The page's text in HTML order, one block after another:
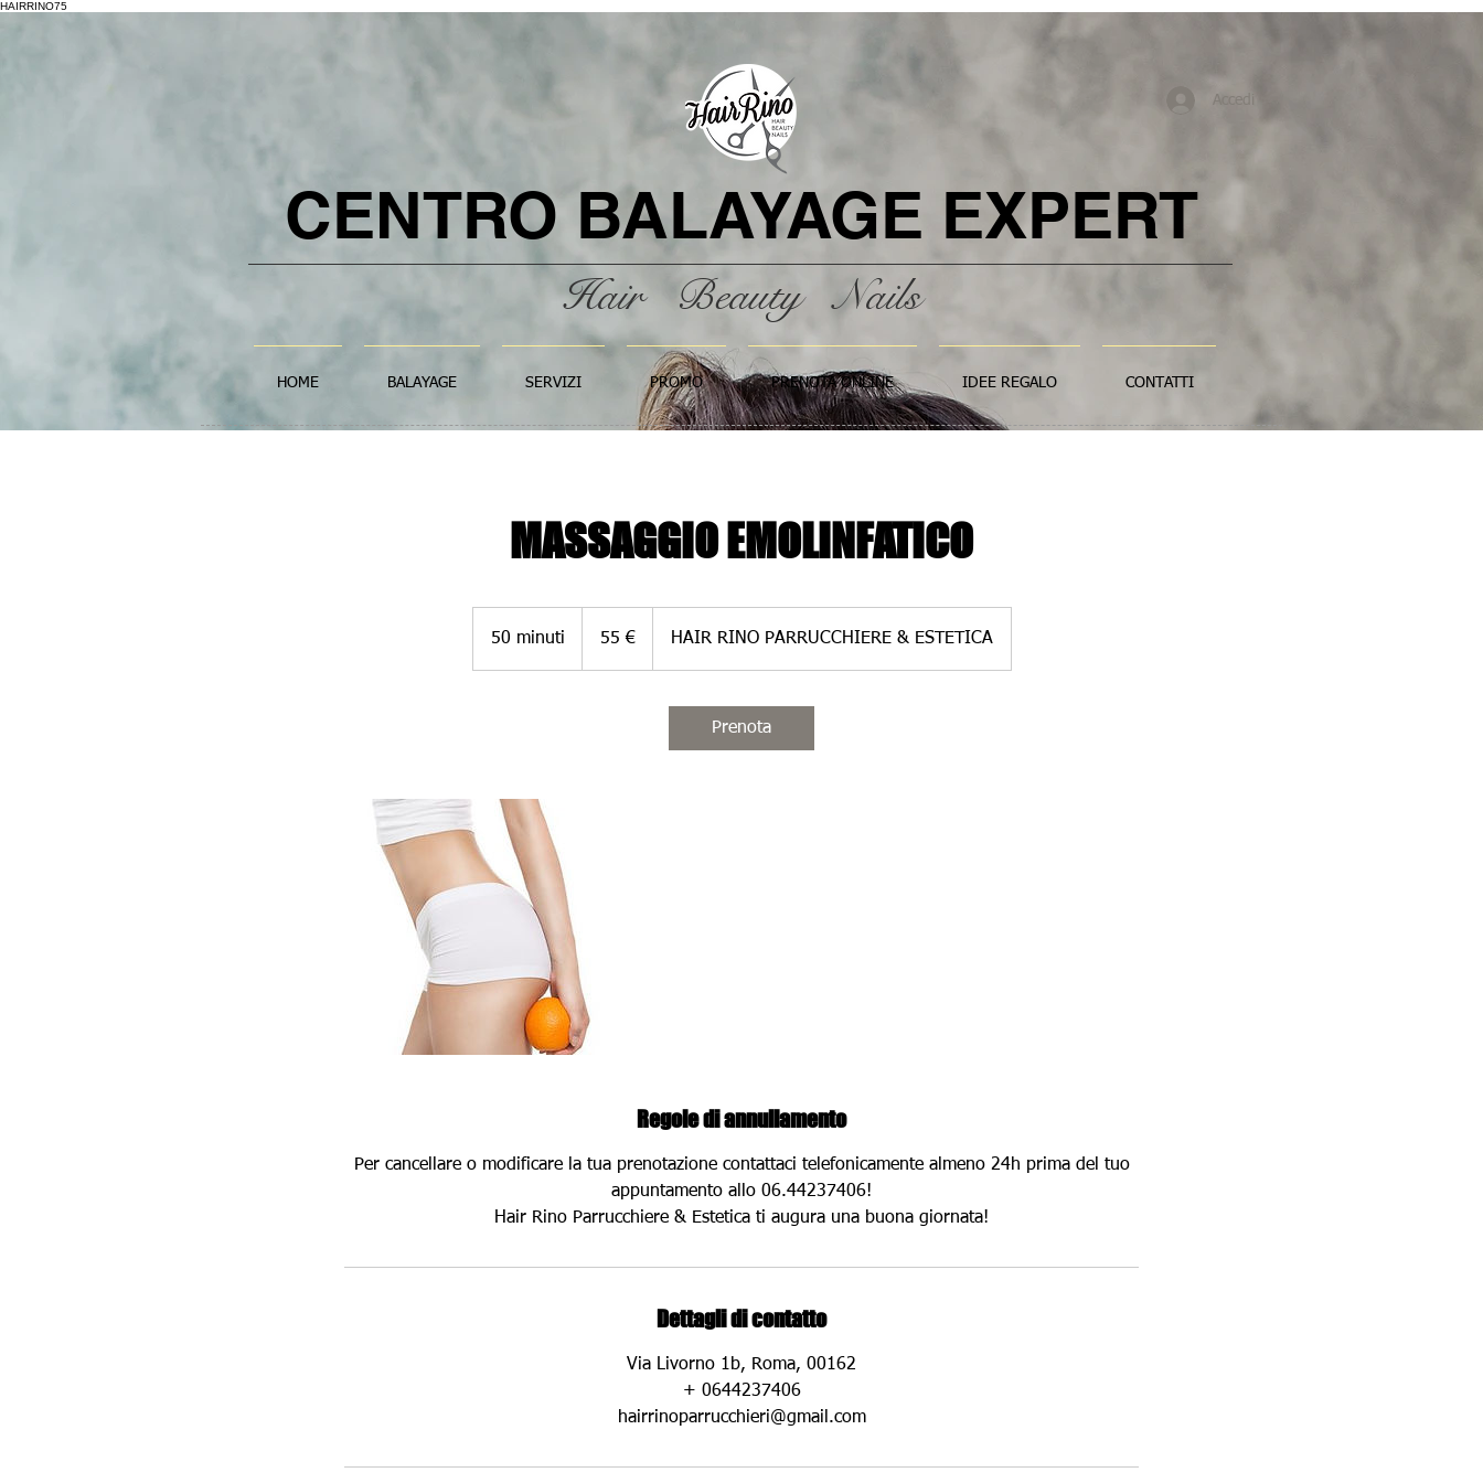
HAIRRINO75
Accedi
CENTROBALAYAGE EXPERT
Hair Beauty Nails
HOME BALAYAGE SERVIZI PROMO PRENOTA ONLINE IDEE REGALO CONTATTI
MASSAGGIO EMOLINFATICO
50 minuti 55 € HAIR RINO PARRUCCHIERE & ESTETICA
Prenota
Regole di annullamento
Per cancellare o modificare la tua prenotazione contattaci telefonicamente almeno 24h prima del tuo
appuntamento allo 06.44237406!
Hair Rino Parrucchiere & Estetica ti augura una buona giornata!
Dettagli di contatto
Via Livorno 1b, Roma, 00162
+ 0644237406
hairrinoparrucchieri@gmail.com